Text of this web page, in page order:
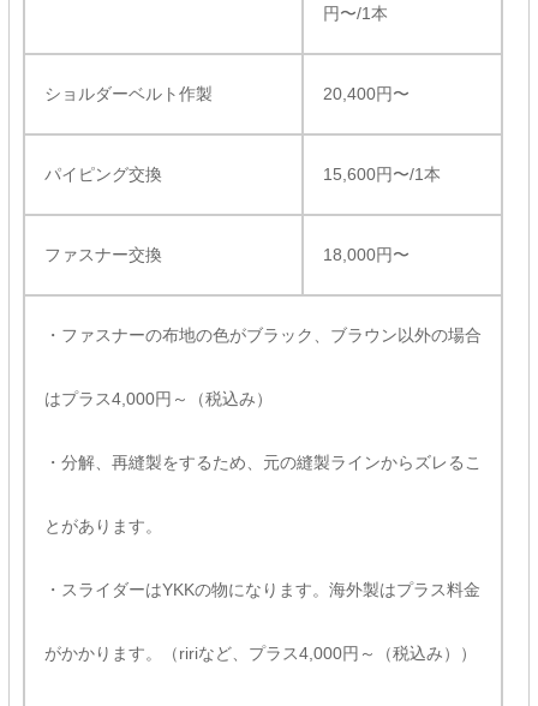
円〜/1本
ショルダーベルト作製 20,400円〜
パイピング交換 15,600円〜/1本
ファスナー交換 18,000円〜
・ファスナーの布地の色がブラック、ブラウン以外の場合
はプラス4,000円～（税込み）
・分解、再縫製をするため、元の縫製ラインからズレるこ
とがあります。
・スライダーはYKKの物になります。海外製はプラス料金
がかかります。（ririなど、プラス4,000円～（税込み））